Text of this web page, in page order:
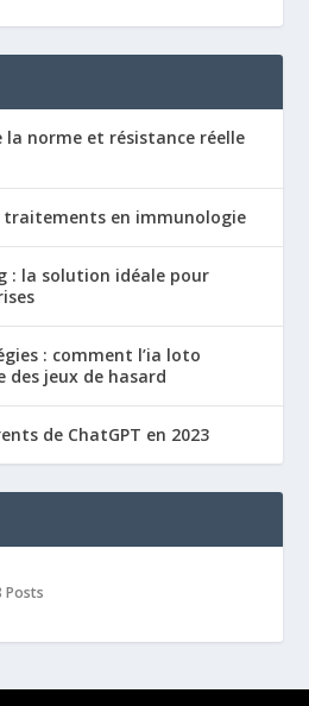
la norme et résistance réelle
traitements en immunologie
: la solution idéale pour
: comment l’ia loto
jeux de hasard
de ChatGPT en 2023
Posts